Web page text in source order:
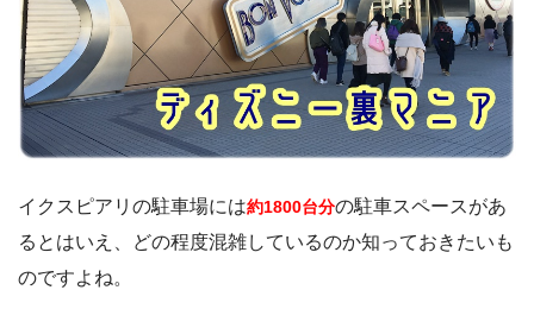
イクスピアリの駐車場には約1800台分の駐車スペースがあ
るとはいえ、どの程度混雑しているのか知っておきたいも
のですよね。